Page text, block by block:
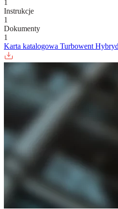
1
Instrukcje
1
Dokumenty
1
Karta katalogowa Turbowent